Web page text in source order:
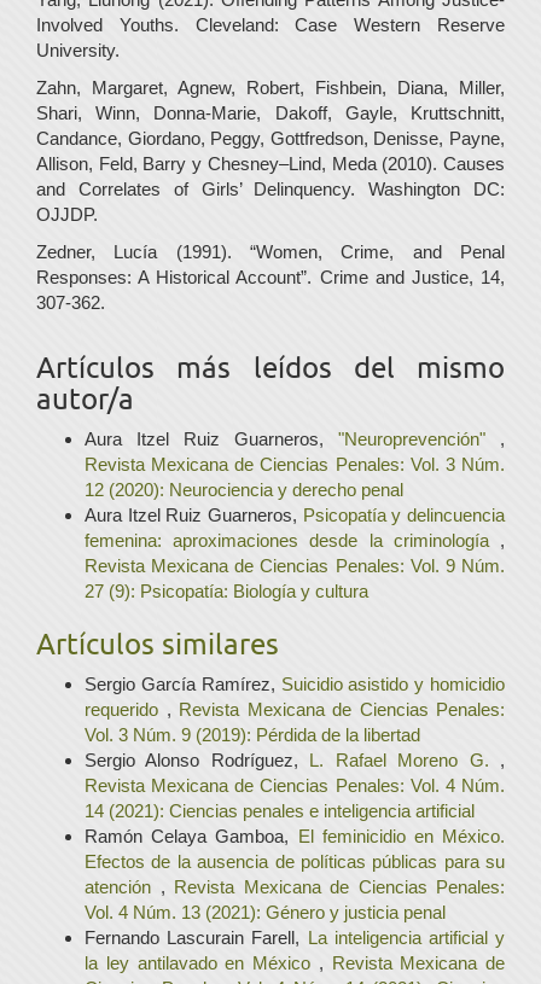
Involved Youths. Cleveland: Case Western Reserve
University.
Zahn, Margaret, Agnew, Robert, Fishbein, Diana, Miller,
Shari, Winn, Donna-Marie, Dakoff, Gayle, Kruttschnitt,
Candance, Giordano, Peggy, Gottfredson, Denisse, Payne,
Allison, Feld, Barry y Chesney–Lind, Meda (2010). Causes
and Correlates of Girls’ Delinquency. Washington DC:
OJJDP.
Zedner, Lucía (1991). “Women, Crime, and Penal
Responses: A Historical Account”. Crime and Justice, 14,
307-362.
Artículos más leídos del mismo
autor/a
Aura Itzel Ruiz Guarneros, "Neuroprevención" ,
Revista Mexicana de Ciencias Penales: Vol. 3 Núm.
12 (2020): Neurociencia y derecho penal
Aura Itzel Ruiz Guarneros, Psicopatía y delincuencia
femenina: aproximaciones desde la criminología ,
Revista Mexicana de Ciencias Penales: Vol. 9 Núm.
27 (9): Psicopatía: Biología y cultura
Artículos similares
Sergio García Ramírez, Suicidio asistido y homicidio
requerido , Revista Mexicana de Ciencias Penales:
Vol. 3 Núm. 9 (2019): Pérdida de la libertad
Sergio Alonso Rodríguez, L. Rafael Moreno G. ,
Revista Mexicana de Ciencias Penales: Vol. 4 Núm.
14 (2021): Ciencias penales e inteligencia artificial
Ramón Celaya Gamboa, El feminicidio en México.
Efectos de la ausencia de políticas públicas para su
atención , Revista Mexicana de Ciencias Penales:
Vol. 4 Núm. 13 (2021): Género y justicia penal
Fernando Lascurain Farell, La inteligencia artificial y
la ley antilavado en México , Revista Mexicana de